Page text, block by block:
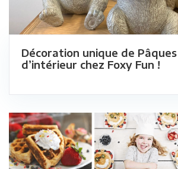
Décoration unique de
d’intérieur chez Foxy Fun !